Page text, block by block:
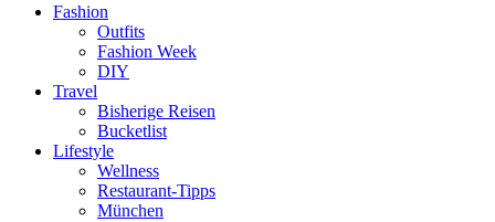
Fashion
Outfits
Fashion Week
DIY
Travel
Bisherige Reisen
Bucketlist
Lifestyle
Wellness
Restaurant-Tipps
München